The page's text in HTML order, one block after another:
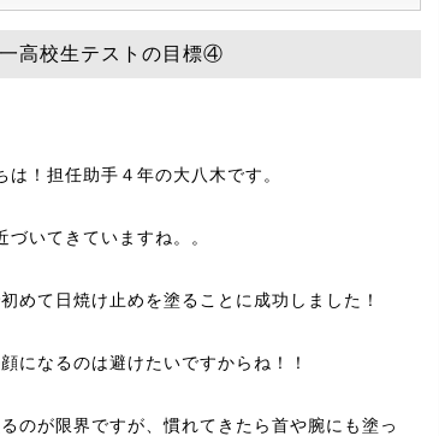
高校生テストの目標④
は！担任助手４年の大八木です。
づいてきていますね。。
めて日焼け止めを塗ることに成功しました！
になるのは避けたいですからね！！
のが限界ですが、慣れてきたら首や腕にも塗っ